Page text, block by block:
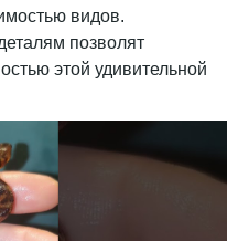
видов.
позволят
этой удивительной